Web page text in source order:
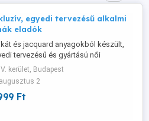
egyedi tervezésű alkalmi
eladók
és jacquard anyagokból készült,
tervezésű és gyártású női
eladó. Báli, színházi
is megfelelőek, szatén
díszítettek. Méretek: S-
IV. kerület, Budapest
augusztus 2
Ft